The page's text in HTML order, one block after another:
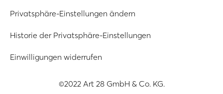
Privatsphäre-Einstellungen ändern
Historie der Privatsphäre-Einstellungen
Einwilligungen widerrufen
©2022 Art 28 GmbH & Co. KG.